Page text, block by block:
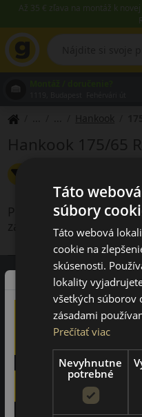
Až 35 € zľava na montáž k
Hankook
Hankook 175/65
Produkty vyhovujúce
zahrnuté v našej
zákazníkov by
na
Táto
súbory
Táto webová
cookie na
skúsenosti.
lokality
všetkých súborov
zásadami
Prečítať viac
Nevyhnutne
potrebné